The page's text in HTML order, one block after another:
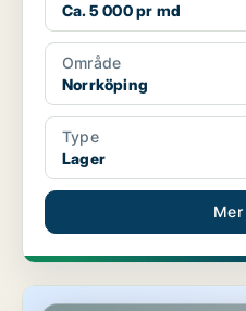
Ca. 5 000 pr md
Område
Norrköping
Type
Lager
Lager i Motala